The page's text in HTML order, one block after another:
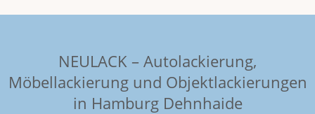
NEULACK – Autolackierung,
Möbellackierung und Objektlackierungen
in Hamburg Dehnhaide